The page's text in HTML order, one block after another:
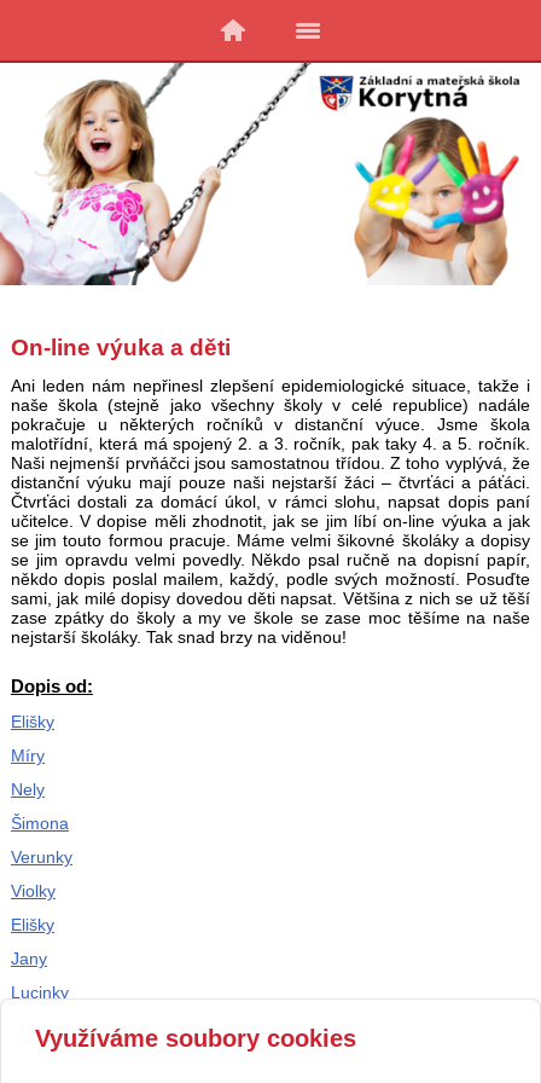
On-line výuka a děti
Ani leden nám nepřinesl zlepšení epidemiologické situace, takže i
naše škola (stejně jako všechny školy v celé republice) nadále
pokračuje u některých ročníků v distanční výuce. Jsme škola
malotřídní, která má spojený 2. a 3. ročník, pak taky 4. a 5. ročník.
Naši nejmenší prvňáčci jsou samostatnou třídou. Z toho vyplývá, že
distanční výuku mají pouze naši nejstarší žáci – čtvrťáci a páťáci.
Čtvrťáci dostali za domácí úkol, v rámci slohu, napsat dopis paní
učitelce. V dopise měli zhodnotit, jak se jim líbí on-line výuka a jak
se jim touto formou pracuje. Máme velmi šikovné školáky a dopisy
se jim opravdu velmi povedly. Někdo psal ručně na dopisní papír,
někdo dopis poslal mailem, každý, podle svých možností. Posuďte
sami, jak milé dopisy dovedou děti napsat. Většina z nich se už těší
zase zpátky do školy a my ve škole se zase moc těšíme na naše
nejstarší školáky. Tak snad brzy na viděnou!
Dopis od:
Elišky
Míry
Nely
Šimona
Verunky
Violky
Elišky
Jany
Lucinky
PetraVyužíváme soubory cookies